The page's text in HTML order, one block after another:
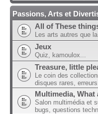
Passions, Arts et
All of These
Les arts autres que
Jeux
Quiz, kamoulox...
Treasure, little
Le coin des
disques rares,
Multimedia, What
Salon multimédia et
bugs, questions